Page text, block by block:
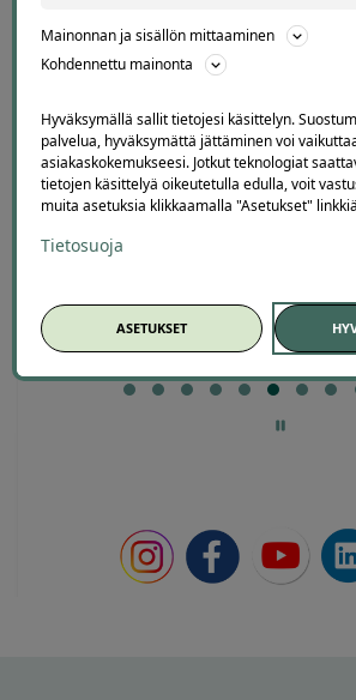
E
Eija
Helsinki
2 days ago
Lisätty
6
Mainonnan ja sisällön mittaaminen
Kohdennettu mainonta
Hyväksymällä sallit tietojesi käsittelyn.
palvelua, hyväksymättä jättäminen voi
asiakaskokemukseesi. Jotkut teknologiat
tietojen käsittelyä oikeutetulla edulla, voit
muita asetuksia klikkaamalla "Asetukset"
Tietosuoja
ASETUKSET